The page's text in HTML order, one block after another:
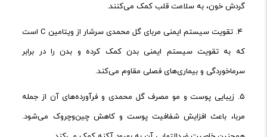
گردش خون، به سلامت قلب کمک می‌کنند.
۴. تقویت سیستم ایمنی مربای گل محمدی سرشار از ویتامین C است
که به تقویت سیستم ایمنی بدن کمک کرده و بدن را در برابر
سرماخوردگی و بیماری‌های فصلی مقاوم می‌کند.
۵. زیبایی پوست و مو مصرف گل محمدی و فرآورده‌های آن از جمله
مربا، باعث افزایش شفافیت پوست و کاهش چین‌وچروک می‌شود.